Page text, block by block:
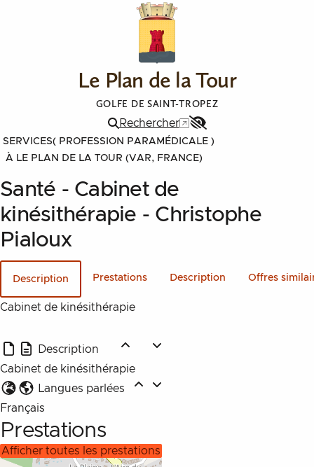
Le Plan de la Tour
GOLFE DE SAINT-TROPEZ
Menu
Rechercher
Accessibilité
SERVICES( PROFESSION PARAMÉDICALE )
À LE PLAN DE LA TOUR (VAR, FRANCE)
Santé - Cabinet de
kinésithérapie - Christophe
Pialoux
Description Prestations Description Offres
Description
Cabinet de kinésithérapie
Description
Cabinet de kinésithérapie
Langues parlées
Français
Prestations
afficher toutes les prestations